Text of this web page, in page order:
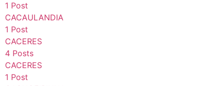
1 Post
CACAULANDIA
1 Post
CACERES
4 Posts
CACERES
1 Post